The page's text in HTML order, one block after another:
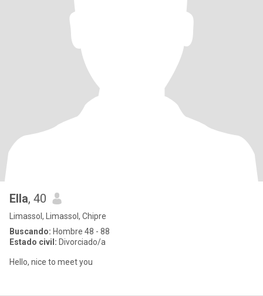
Ella, 40
Limassol, Limassol, Chipre
Buscando: Hombre 48 - 88
Estado civil: Divorciado/a
Hello, nice to meet you